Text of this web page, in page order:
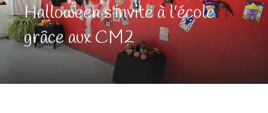
Halloween s’invite à l’école
grâce aux CM2